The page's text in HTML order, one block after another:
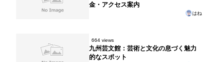
金・アクセス案内
はね
664 views
九州芸文館：芸術と文化の息づく魅力
的なスポット